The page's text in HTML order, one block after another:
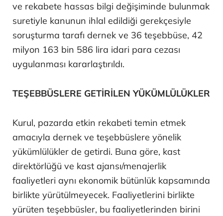
ve rekabete hassas bilgi değişiminde bulunmak
suretiyle kanunun ihlal edildiği gerekçesiyle
soruşturma tarafı dernek ve 36 teşebbüse, 42
milyon 163 bin 586 lira idari para cezası
uygulanması kararlaştırıldı.
TEŞEBBÜSLERE GETİRİLEN YÜKÜMLÜLÜKLER
Kurul, pazarda etkin rekabeti temin etmek
amacıyla dernek ve teşebbüslere yönelik
yükümlülükler de getirdi. Buna göre, kast
direktörlüğü ve kast ajansı/menajerlik
faaliyetleri aynı ekonomik bütünlük kapsamında
birlikte yürütülmeyecek. Faaliyetlerini birlikte
yürüten teşebbüsler, bu faaliyetlerinden birini